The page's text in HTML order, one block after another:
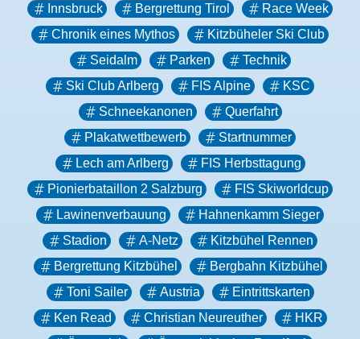
Innsbruck
Bergrettung Tirol
Race Week
Chronik eines Mythos
Kitzbüheler Ski Club
Seidalm
Parken
Technik
Ski Club Arlberg
FIS Alpine
KSC
Schneekanonen
Querfahrt
Plakatwettbewerb
Startnummer
Lech am Arlberg
FIS Herbsttagung
Pionierbataillon 2 Salzburg
FIS Skiworldcup
Lawinenverbauung
Hahnenkamm Sieger
Stadion
A-Netz
Kitzbühel Rennen
Bergrettung Kitzbühel
Bergbahn Kitzbühel
Toni Sailer
Austria
Eintrittskarten
Ken Read
Christian Neureuther
HKR